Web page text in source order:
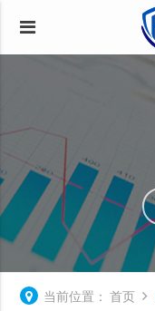
当前位置： 首页